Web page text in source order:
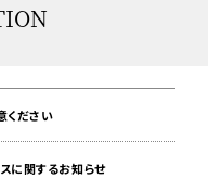
ください
に関するお知らせ